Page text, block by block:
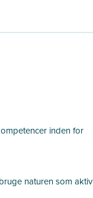
inden for
naturen som aktiv